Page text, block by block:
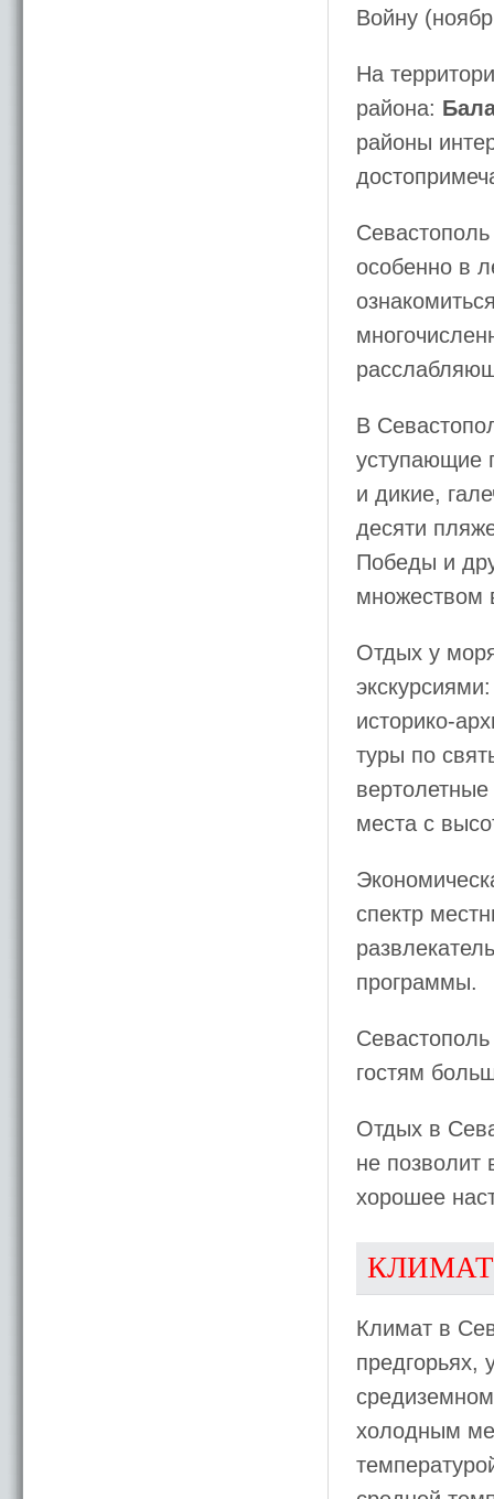
Войну
На
района:
районы
особенно в
В
уступающие
и дикие,
десяти
Победы и
множеством
Отдых у
историко-
туры по
места с
спектр
программы.
гостям
Отдых в
не позволит
хорошее
КЛИМАТ
Климат в
предгорьях,
холодным